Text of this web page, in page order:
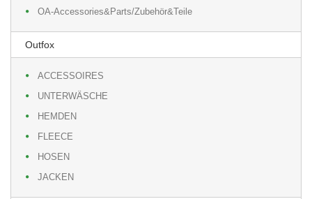
OA-Accessories&Parts/Zubehör&Teile
Outfox
ACCESSOIRES
UNTERWÄSCHE
HEMDEN
FLEECE
HOSEN
JACKEN